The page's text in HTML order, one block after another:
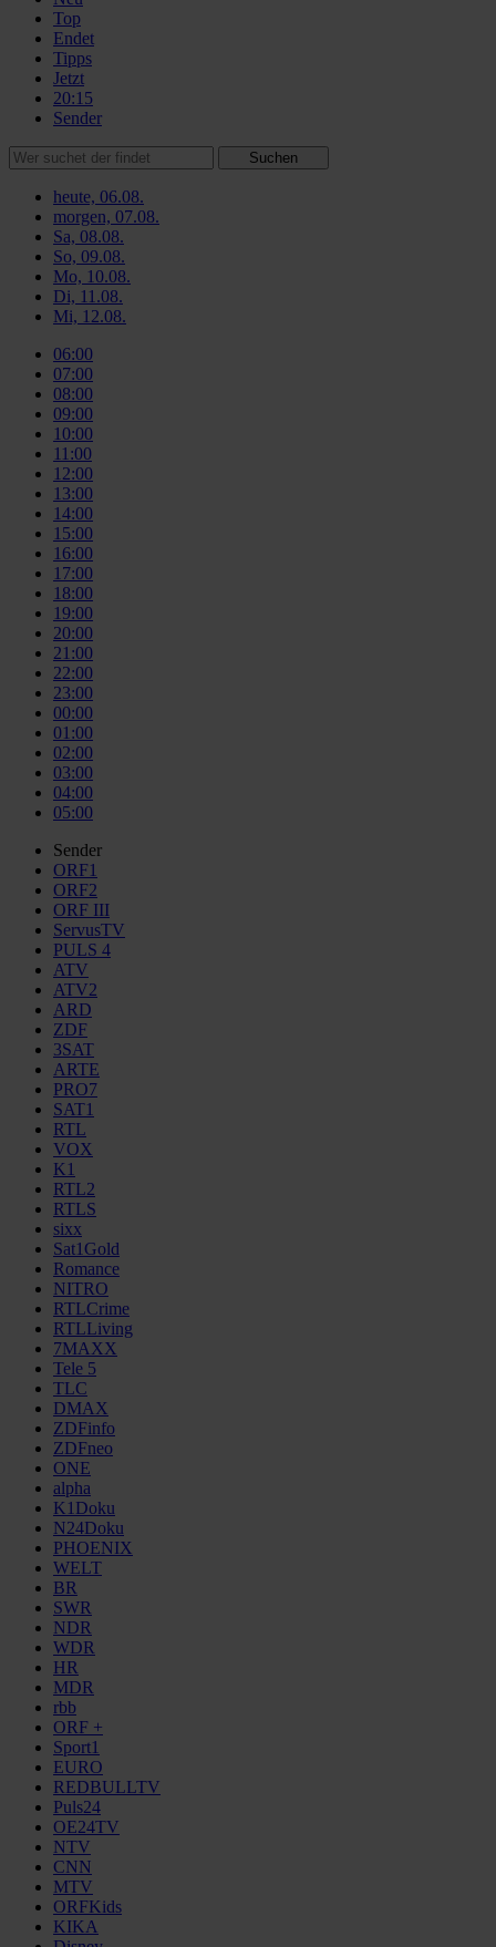
Top
Endet
Tipps
Jetzt
20:15
Sender
Suchen
heute, 06.08.
morgen, 07.08.
Sa, 08.08.
So, 09.08.
Mo, 10.08.
Di, 11.08.
Mi, 12.08.
06:00
07:00
08:00
09:00
10:00
11:00
12:00
13:00
14:00
15:00
16:00
17:00
18:00
19:00
20:00
21:00
22:00
23:00
00:00
01:00
02:00
03:00
04:00
05:00
Sender
ORF1
ORF2
ORF III
ServusTV
PULS 4
ATV
ATV2
ARD
ZDF
3SAT
ARTE
PRO7
SAT1
RTL
VOX
K1
RTL2
RTLS
sixx
Sat1Gold
Romance
NITRO
RTLCrime
RTLLiving
7MAXX
Tele 5
TLC
DMAX
ZDFinfo
ZDFneo
ONE
alpha
K1Doku
N24Doku
PHOENIX
WELT
BR
SWR
NDR
WDR
HR
MDR
rbb
ORF +
Sport1
EURO
REDBULLTV
Puls24
OE24TV
NTV
CNN
MTV
ORFKids
KIKA